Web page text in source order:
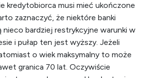
kredytobiorca musi mieć ukończone
zaznaczyć, że niektóre banki
nieco bardziej restrykcyjne warunki w
i pułap ten jest wyższy. Jeżeli
o wiek maksymalny to może
granica 70 lat. Oczywiście